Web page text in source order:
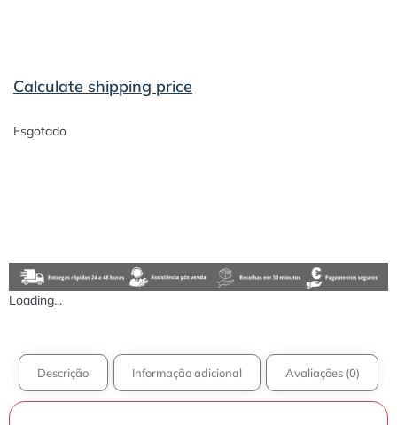
Calculate shipping price
Esgotado
Loading...
Descrição Informação adicional Avaliações (0)